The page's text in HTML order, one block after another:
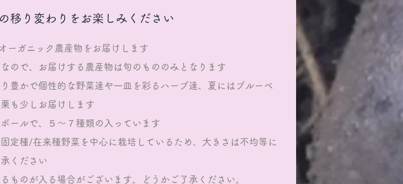
移り変わりをお楽しみください
ーガニック農産物をお届けします
ので、お届けする農産物は旬のもののみとなります
豊かで個性的な野菜達や一皿を彩るハーブ達、夏にはブルーベ
も少しお届けします
ールで、５～７種類の入っています
定種/在来種野菜を中心に栽培しているため、大きさは不均等に
ください
ものが入る場合がございます。どうかご了承ください。